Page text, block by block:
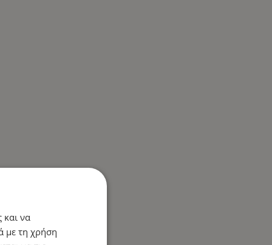
και να
με τη χρήση